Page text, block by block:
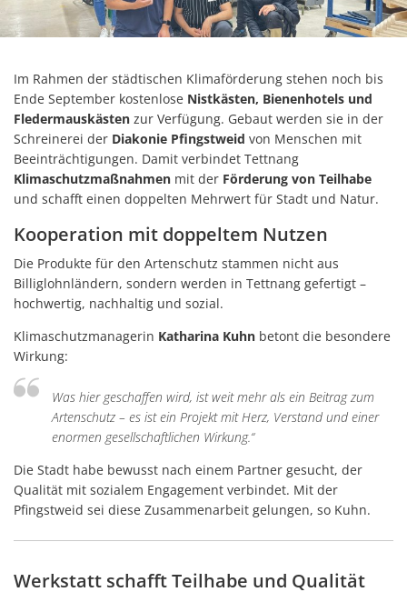
Im Rahmen der städtischen Klimaförderung stehen noch bis
Ende September kostenlose Nistkästen, Bienenhotels und
Fledermauskästen zur Verfügung. Gebaut werden sie in der
Schreinerei der Diakonie Pfingstweid von Menschen mit
Beeinträchtigungen. Damit verbindet Tettnang
Klimaschutzmaßnahmen mit der Förderung von Teilhabe
und schafft einen doppelten Mehrwert für Stadt und Natur.
Kooperation mit doppeltem Nutzen
Die Produkte für den Artenschutz stammen nicht aus
Billiglohnländern, sondern werden in Tettnang gefertigt –
hochwertig, nachhaltig und sozial.
Klimaschutzmanagerin Katharina Kuhn betont die besondere
Wirkung:
Was hier geschaffen wird, ist weit mehr als ein Beitrag zum
Artenschutz – es ist ein Projekt mit Herz, Verstand und einer
enormen gesellschaftlichen Wirkung.“
Die Stadt habe bewusst nach einem Partner gesucht, der
Qualität mit sozialem Engagement verbindet. Mit der
Pfingstweid sei diese Zusammenarbeit gelungen, so Kuhn.
Werkstatt schafft Teilhabe und Qualität